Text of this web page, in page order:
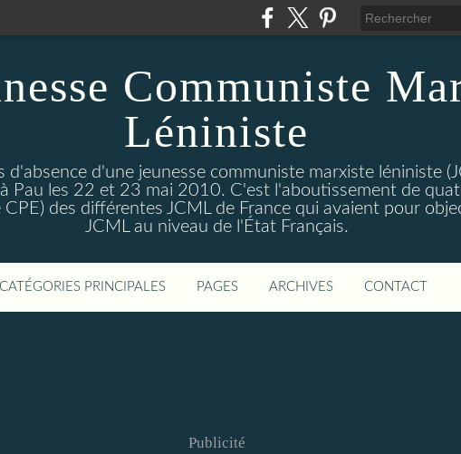
Communiste
Léniniste
d'absence d'une jeunesse communiste marxiste léniniste
Pau les 22 et 23 mai 2010. C'est l'aboutissement de
CPE) des différentes JCML de France qui avaient pour
JCML au niveau de l'État Français.
CATÉGORIES PRINCIPALES PAGES ARCHIVES CONTACT
Publicité